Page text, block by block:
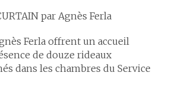
par Agnès Ferla
Ferla offrent un accueil
de douze rideaux
dans les chambres du Service